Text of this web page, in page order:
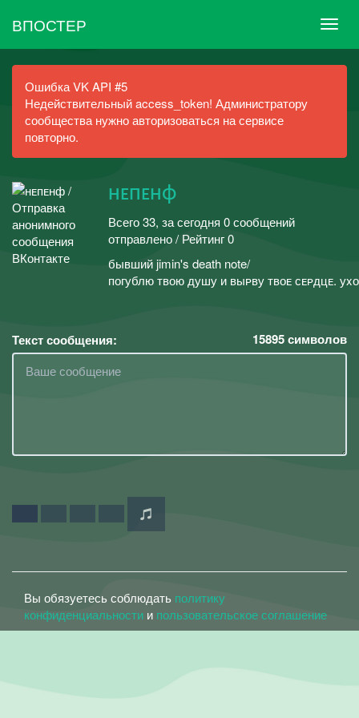
ВПОСТЕР
Ошибка VK API #5
Недействительный access_token! Администратору
сообщества нужно авторизоваться на сервисе
повторно.
нᴇпᴇнф
Всего 33, за сегодня 0 сообщений
отправлено / Рейтинг 0
бывший jimin's death note/
пᴏгублю ᴛʙᴏю душу и ʙыᴘʙу ᴛʙᴏᴇ ᴄᴇᴘдцᴇ.
Текст сообщения: 15895символов
Вы обязуетесь соблюдать политику
конфиденциальности и пользовательское соглашение